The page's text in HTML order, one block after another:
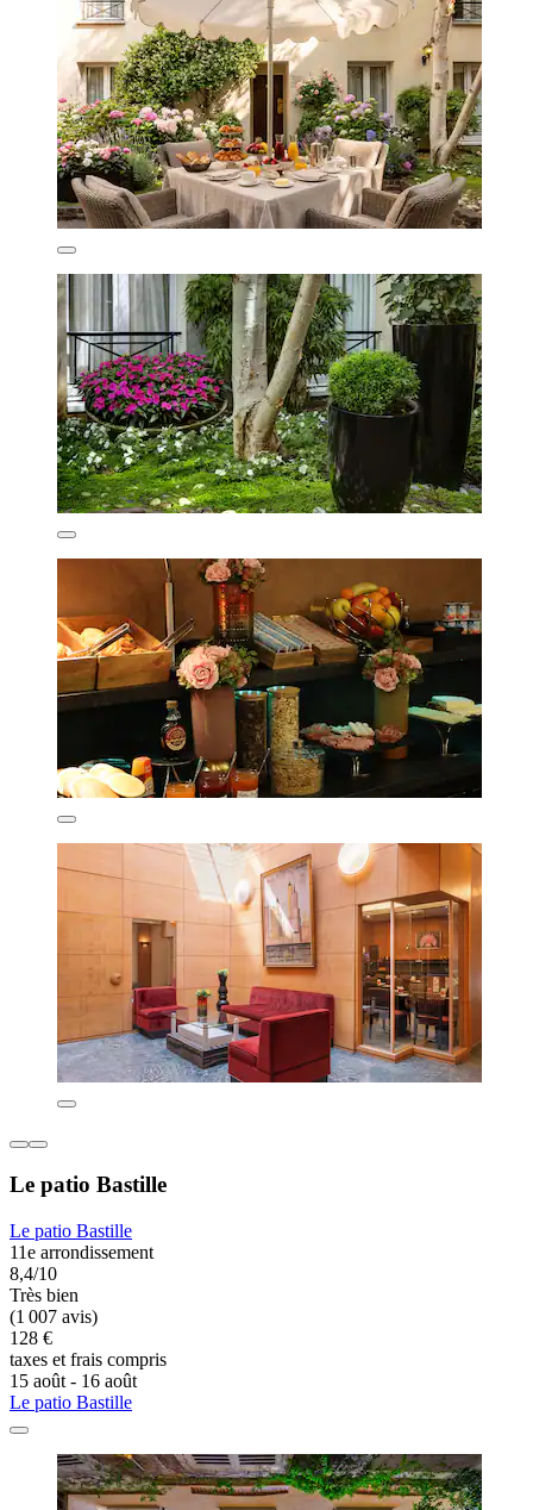
Le patio Bastille
Le patio Bastille
11e arrondissement
8,4/10
Très bien
(1 007 avis)
128 €
taxes et frais compris
15 août - 16 août
Le patio Bastille